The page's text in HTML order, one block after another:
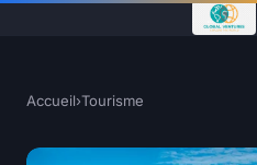
Accueil›Tourisme